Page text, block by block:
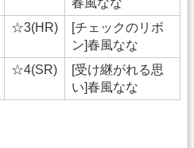
☆3(HR)
[チェックのリボ
ン]春風なな
☆4(SR)
[受け継がれる思
い]春風なな